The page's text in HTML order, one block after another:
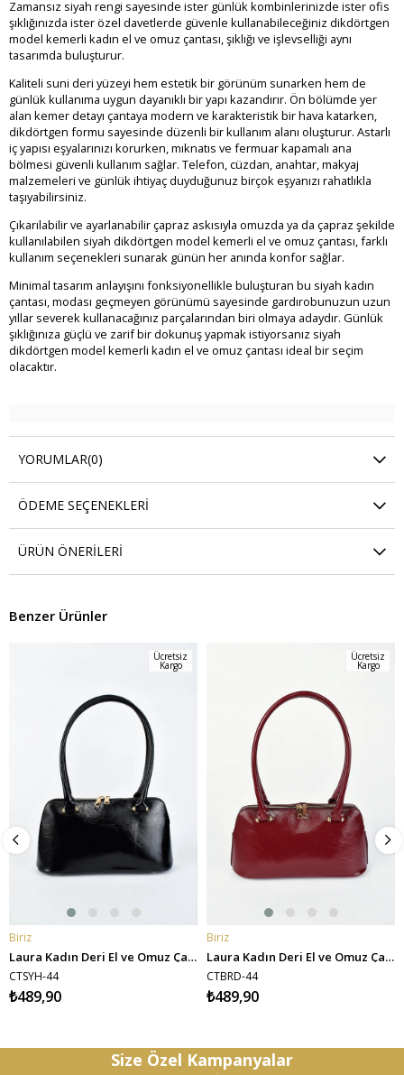
Zamansız siyah rengi sayesinde ister günlük kombinlerinizde ister ofis
şıklığınızda ister özel davetlerde güvenle kullanabileceğiniz dikdörtgen
model kemerli kadın el ve omuz çantası, şıklığı ve işlevselliği aynı
tasarımda buluşturur.
Kaliteli suni deri yüzeyi hem estetik bir görünüm sunarken hem de
günlük kullanıma uygun dayanıklı bir yapı kazandırır. Ön bölümde yer
alan kemer detayı çantaya modern ve karakteristik bir hava katarken,
dikdörtgen formu sayesinde düzenli bir kullanım alanı oluşturur. Astarlı
iç yapısı eşyalarınızı korurken, mıknatıs ve fermuar kapamalı ana
bölmesi güvenli kullanım sağlar. Telefon, cüzdan, anahtar, makyaj
malzemeleri ve günlük ihtiyaç duyduğunuz birçok eşyanızı rahatlıkla
taşıyabilirsiniz.
Çıkarılabilir ve ayarlanabilir çapraz askısıyla omuzda ya da çapraz şekilde
kullanılabilen siyah dikdörtgen model kemerli el ve omuz çantası, farklı
kullanım seçenekleri sunarak günün her anında konfor sağlar.
Minimal tasarım anlayışını fonksiyonellikle buluşturan bu siyah kadın
çantası, modası geçmeyen görünümü sayesinde gardırobunuzun uzun
yıllar severek kullanacağınız parçalarından biri olmaya adaydır. Günlük
şıklığınıza güçlü ve zarif bir dokunuş yapmak istiyorsanız siyah
dikdörtgen model kemerli kadın el ve omuz çantası ideal bir seçim
olacaktır.
YORUMLAR(0)
ÖDEME SEÇENEKLERI
ÜRÜN ÖNERILERI
Benzer Ürünler
SEPETE EKLE
Ücretsiz
Kargo
Biriz
Laura Kadın Deri El ve Omuz Çantası - Siyah
CTSYH-44
₺489,90
SEPETE EKLE
Ücretsiz
Kargo
Biriz
Laura Kadın Deri El ve Omuz Çantası - Bordo
CTBRD-44
₺489,90
Size Özel Kampanyalar